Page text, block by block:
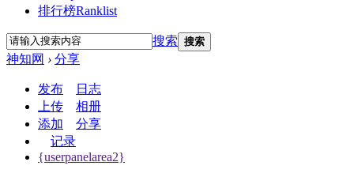
排行榜Ranklist
搜索 搜索
神知网 › 分享
发布
日志
上传
相册
添加
分享
记录
{userpanelarea2}